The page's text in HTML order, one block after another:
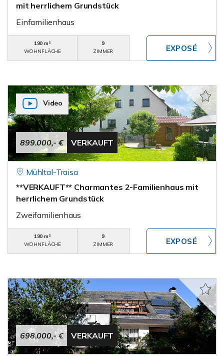
mit herrlichem Grundstück
Einfamilienhaus
190 m²
WOHNFLÄCHE
9
ZIMMER
899.000,- € VERKAUFT
Video
Mühltal-Traisa
**VERKAUFT** Charmantes 2-Familienhaus mit
herrlichem Grundstück
Zweifamilienhaus
190 m²
WOHNFLÄCHE
9
ZIMMER
698.000,- € VERKAUFT